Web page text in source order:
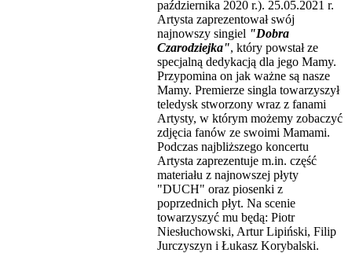
października 2020 r.). 25.05.2021 r.
Artysta zaprezentował swój
najnowszy singiel "Dobra
Czarodziejka", który powstał ze
specjalną dedykacją dla jego Mamy.
Przypomina on jak ważne są nasze
Mamy. Premierze singla towarzyszył
teledysk stworzony wraz z fanami
Artysty, w którym możemy zobaczyć
zdjęcia fanów ze swoimi Mamami.
Podczas najbliższego koncertu
Artysta zaprezentuje m.in. część
materiału z najnowszej płyty
"DUCH" oraz piosenki z
poprzednich płyt. Na scenie
towarzyszyć mu będą: Piotr
Niesłuchowski, Artur Lipiński, Filip
Jurczyszyn i Łukasz Korybalski.